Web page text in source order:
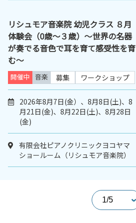
リシュモア音楽院 幼児クラス ８月
体験会（0歳～３歳）～世界の名器
が奏でる音色で耳を育て感受性を育
む～
開催中 音楽 募集 ワークショップ
2026年8月7日(金）、8月8日(土)、8
月21日(金)、8月22日(土)、8月28日
(金)
有限会社ピアノクリニックヨコヤマ
ショールーム（リシュモア音楽院）